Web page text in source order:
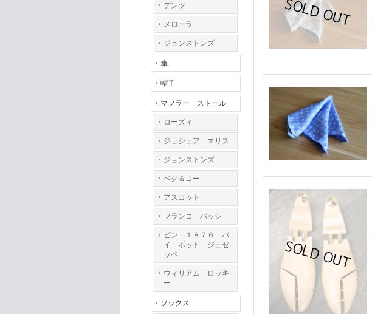
デンツ
メローラ
ジョンストンズ
傘
帽子
マフラー ストール
ローズィ
ジョシュア エリス
ジョンストンズ
ベグ＆コー
アスコット
フランコ バッシ
ピン １８７６ バ
イ ボット ジュゼ
ッペ
ウィリアム ロッキ
ー
ソックス